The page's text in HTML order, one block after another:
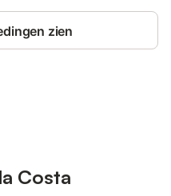
zien
Costa